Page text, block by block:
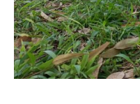
Entreprenariat